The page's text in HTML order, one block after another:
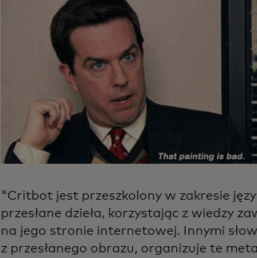
"Critbot jest przeszkolony w zakresie
przesłane dzieła, korzystając z wiedzy
na jego stronie internetowej. Innymi
z przesłanego obrazu, organizuje te